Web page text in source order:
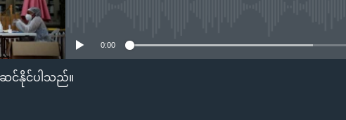
0:00
ဆင်နိုင်ပါသည်။